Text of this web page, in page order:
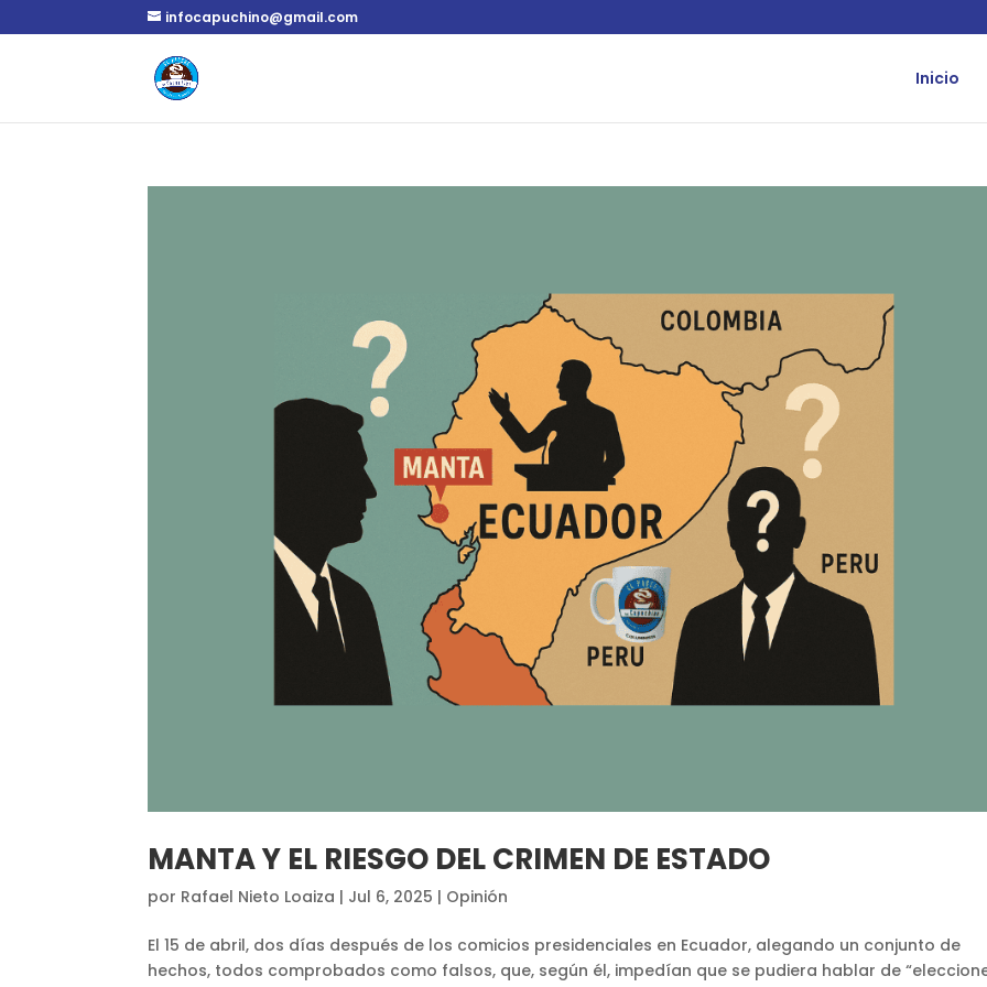
infocapuchino@gmail.com
Inicio
MANTA Y EL RIESGO DEL CRIMEN DE ESTADO
por Rafael Nieto Loaiza | Jul 6, 2025 | Opinión
El 15 de abril, dos días después de los comicios presidenciales en Ecuador, alegando un conjunto de
hechos, todos comprobados como falsos, que, según él, impedían que se pudiera hablar de